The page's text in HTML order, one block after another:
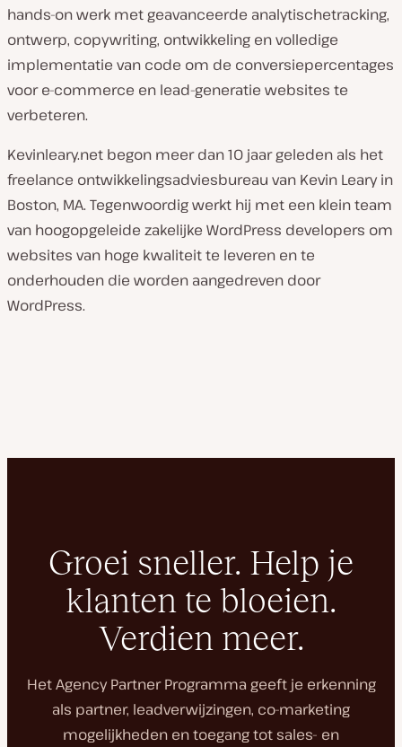
hands-on werk met geavanceerde analytischetracking,
ontwerp, copywriting, ontwikkeling en volledige
implementatie van code om de conversiepercentages
voor e-commerce en lead-generatie websites te
verbeteren.
Kevinleary.net begon meer dan 10 jaar geleden als het
freelance ontwikkelingsadviesbureau van Kevin Leary in
Boston, MA. Tegenwoordig werkt hij met een klein team
van hoogopgeleide zakelijke WordPress developers om
websites van hoge kwaliteit te leveren en te
onderhouden die worden aangedreven door
WordPress.
Groei sneller. Help je
klanten te bloeien.
Verdien meer.
Het Agency Partner Programma geeft je erkenning
als partner, leadverwijzingen, co-marketing
mogelijkheden en toegang tot sales- en